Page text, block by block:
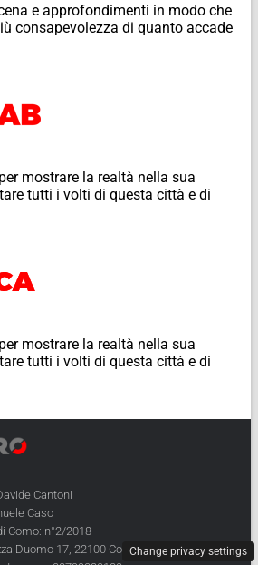
e approfondimenti in modo che
consapevolezza di quanto accade
mostrare la realtà nella sua
tutti i volti di questa città e di
mostrare la realtà nella sua
tutti i volti di questa città e di
Cantoni
Caso
Como: n°2/2018
Duomo 17, 22100 ComoChange privacy settings